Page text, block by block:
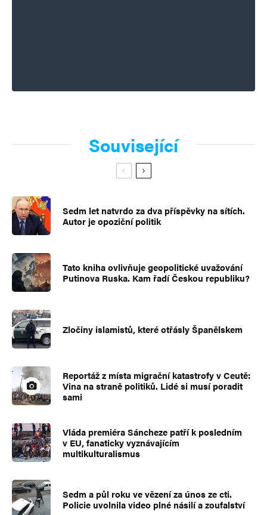
Související
Sedm let natvrdo za dva příspěvky na sítích.
Autor je opoziční politik
Tato kniha ovlivňuje geopolitické uvažování
Putinova Ruska. Kam řadí Českou republiku?
Zločiny islamistů, které otřásly Španělskem
Reportáž z místa migrační katastrofy v Ceutě:
Vina na straně politiků. Lidé si musí poradit
sami
Vláda premiéra Sáncheze patří k posledním
v EU, fanaticky vyznávajícím
multikulturalismus
Sedm a půl roku ve vězení za únos ze cti.
Policie uvolnila video plné násilí a zoufalství